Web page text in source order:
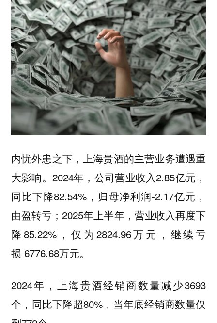
内忧外患之下，上海贵酒的主营业务遭遇重
大影响。2024年，公司营业收入2.85亿元，
同比下降82.54%，归母净利润-2.17亿元，
由盈转亏；2025年上半年，营业收入再度下
降85.22%，仅为2824.96万元，继续亏
损 6776.68万元。
2024年，上海贵酒经销商数量减少3693
个，同比下降超80%，当年底经销商数量仅